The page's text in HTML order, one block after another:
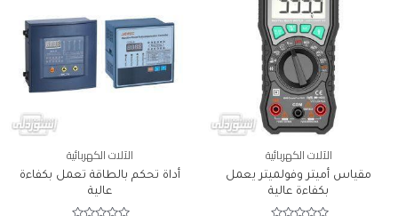
الآلات الكهربائية
مقياس أميتر وفولميتر يعمل
بكفاءة عالية
الآلات الكهربائية
أداة تحكم بالطاقة تعمل بكفاءة
عالية